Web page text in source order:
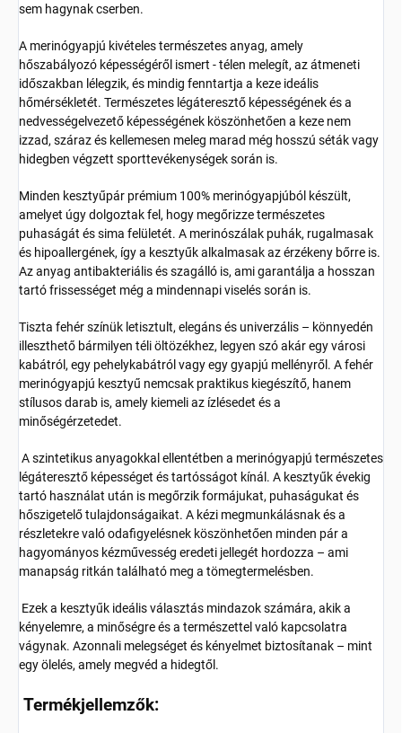
sem hagynak cserben.
A merinógyapjú kivételes természetes anyag, amely
hőszabályozó képességéről ismert - télen melegít, az átmeneti
időszakban lélegzik, és mindig fenntartja a keze ideális
hőmérsékletét. Természetes légáteresztő képességének és a
nedvességelvezető képességének köszönhetően a keze nem
izzad, száraz és kellemesen meleg marad még hosszú séták vagy
hidegben végzett sporttevékenységek során is.
Minden kesztyűpár prémium 100% merinógyapjúból készült,
amelyet úgy dolgoztak fel, hogy megőrizze természetes
puhaságát és sima felületét. A merinószálak puhák, rugalmasak
és hipoallergének, így a kesztyűk alkalmasak az érzékeny bőrre is.
Az anyag antibakteriális és szagálló is, ami garantálja a hosszan
tartó frissességet még a mindennapi viselés során is.
Tiszta fehér színük letisztult, elegáns és univerzális – könnyedén
illeszthető bármilyen téli öltözékhez, legyen szó akár egy városi
kabátról, egy pehelykabátról vagy egy gyapjú mellényről. A fehér
merinógyapjú kesztyű nemcsak praktikus kiegészítő, hanem
stílusos darab is, amely kiemeli az ízlésedet és a
minőségérzetedet.
A szintetikus anyagokkal ellentétben a merinógyapjú természetes
légáteresztő képességet és tartósságot kínál. A kesztyűk évekig
tartó használat után is megőrzik formájukat, puhaságukat és
hőszigetelő tulajdonságaikat. A kézi megmunkálásnak és a
részletekre való odafigyelésnek köszönhetően minden pár a
hagyományos kézművesség eredeti jellegét hordozza – ami
manapság ritkán található meg a tömegtermelésben.
Ezek a kesztyűk ideális választás mindazok számára, akik a
kényelemre, a minőségre és a természettel való kapcsolatra
vágynak. Azonnali melegséget és kényelmet biztosítanak – mint
egy ölelés, amely megvéd a hidegtől.
Termékjellemzők: